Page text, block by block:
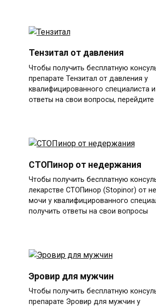
Тензитал от давления
Чтобы получить бесплатную
препарате Тензитал от давления у
квалифицированного специалиста
ответы на свои вопросы, перейдите
СТОПинор от недержания
Чтобы получить бесплатную
лекарстве СТОПинор (Stopinor) от
мочи у квалифицированного
получить ответы на свои вопросы
Эровир для мужчин
Чтобы получить бесплатную
препарате Эровир для мужчин у